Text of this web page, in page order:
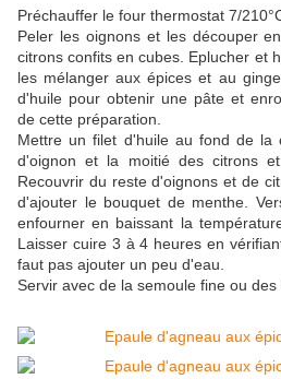
Préchauffer le four thermostat 7/
Peler les oignons et les découper
citrons confits en cubes. Eplucher et
les mélanger aux épices et au
d'huile pour obtenir une pâte et
de cette préparation.
Mettre un filet d'huile au fond de la
d'oignon et la moitié des citrons
Recouvrir du reste d'oignons et de
d'ajouter le bouquet de menthe.
enfourner en baissant la
Laisser cuire 3 à 4 heures en
faut pas ajouter un peu d'eau.
Servir avec de la semoule fine ou des